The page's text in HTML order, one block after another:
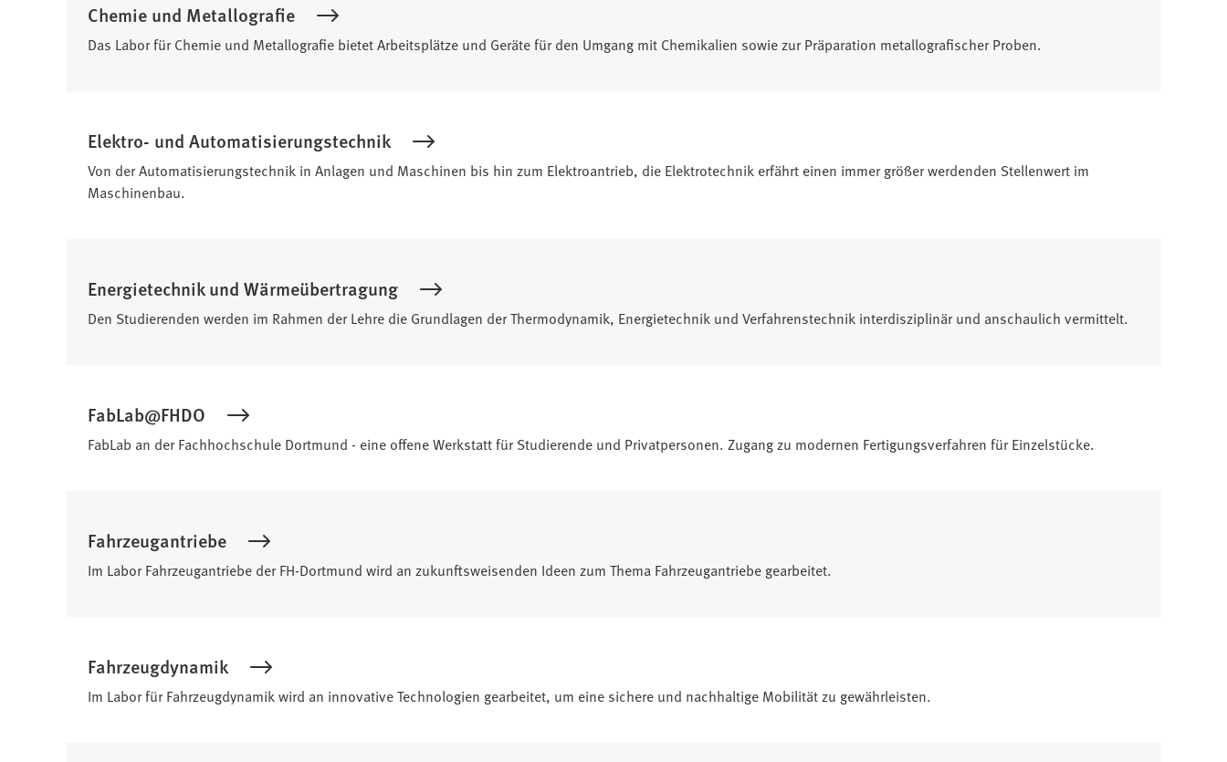
Chemie und Metallografie
Das Labor für Chemie und Metallografie bietet Arbeitsplätze und Geräte für den Umgang mit Chemikalien sowie zur Präparation metallografischer Proben.
Elektro- und Automatisierungstechnik
Von der Automatisierungstechnik in Anlagen und Maschinen bis hin zum Elektroantrieb, die Elektrotechnik erfährt einen immer größer werdenden Stellenwert im
Maschinenbau.
Energietechnik und Wärmeübertragung
Den Studierenden werden im Rahmen der Lehre die Grundlagen der Thermodynamik, Energietechnik und Verfahrenstechnik interdisziplinär und anschaulich vermittelt.
FabLab@FHDO
FabLab an der Fachhochschule Dortmund - eine offene Werkstatt für Studierende und Privatpersonen. Zugang zu modernen Fertigungsverfahren für Einzelstücke.
Fahrzeugantriebe
Im Labor Fahrzeugantriebe der FH-Dortmund wird an zukunftsweisenden Ideen zum Thema Fahrzeugantriebe gearbeitet.
Fahrzeugdynamik
Im Labor für Fahrzeugdynamik wird an innovative Technologien gearbeitet, um eine sichere und nachhaltige Mobilität zu gewährleisten.